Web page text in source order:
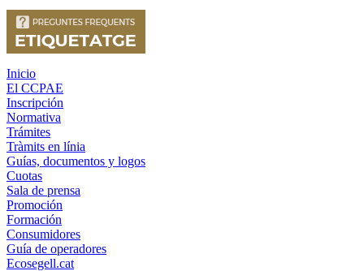
Inicio
El CCPAE
Inscripción
Normativa
Trámites
Tràmits en línia
Guías, documentos y logos
Cuotas
Sala de prensa
Promoción
Formación
Consumidores
Guía de operadores
Ecosegell.cat